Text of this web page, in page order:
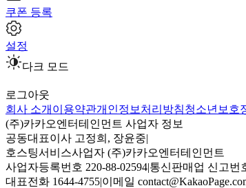
쿠폰 등록
설정
다크 모드
로그아웃
회사 소개 이용약관개인정보처리방침청소년보호
(주)카카오엔터테인먼트 사업자 정보
공동대표이사 고정희, 장윤중|
호스팅서비스사업자 (주)카카오엔터테인먼트
사업자등록번호 220-88-02594|통신판매업 신고번
대표전화 1644-4755|이메일